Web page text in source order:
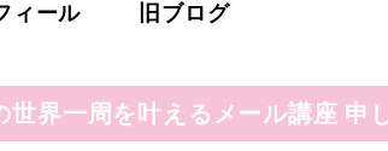
ィール 旧ブログ
界一周を叶えるメール講座